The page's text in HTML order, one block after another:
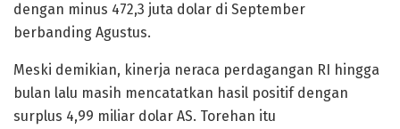
dengan minus 472,3 juta dolar di September
berbanding Agustus.
Meski demikian, kinerja neraca perdagangan RI hingga
bulan lalu masih mencatatkan hasil positif dengan
surplus 4,99 miliar dolar AS. Torehan itu